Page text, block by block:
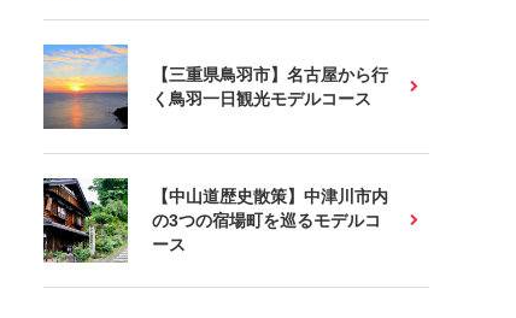
【三重県鳥羽市】名古屋から行
く鳥羽一日観光モデルコース
【中山道歴史散策】中津川市内
の3つの宿場町を巡るモデルコ
ース